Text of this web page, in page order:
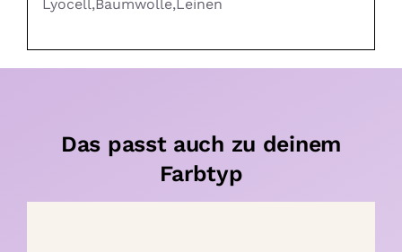
Lyocell,Baumwolle,Leinen
Das passt auch zu deinem
Farbtyp